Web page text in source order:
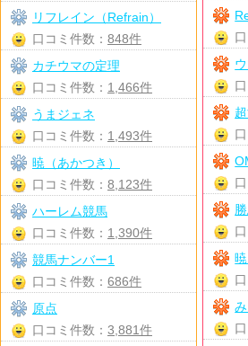
リフレイン（Refrain）
口コミ件数： 848件
カチウマの定理
口コミ件数： 1,466件
うまジェネ
口コミ件数： 1,493件
暁（あかつき）
口コミ件数： 8,123件
ハーレム競馬
口コミ件数： 1,390件
競馬ナンバー1
口コミ件数： 686件
原点
口コミ件数： 3,881件